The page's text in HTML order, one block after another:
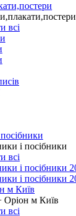
всі
і посібники
всі
і посібники
і посібники
м Київ
Оріон м Київ
всі